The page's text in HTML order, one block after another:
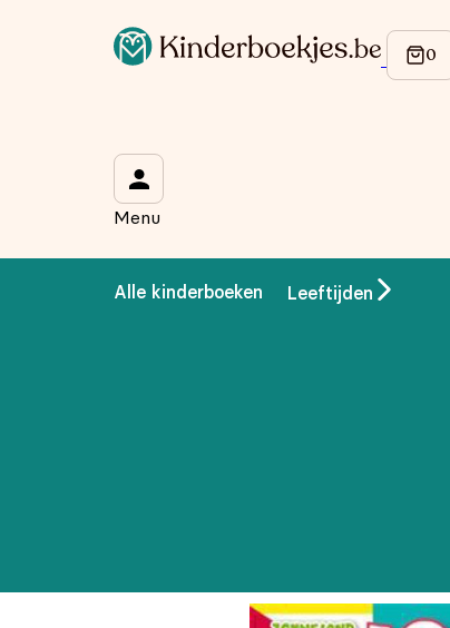
Menu
Alle kinderboeken Leeftijden
Op de hoogte blijven van onze acties?
Wat is je voornaam?